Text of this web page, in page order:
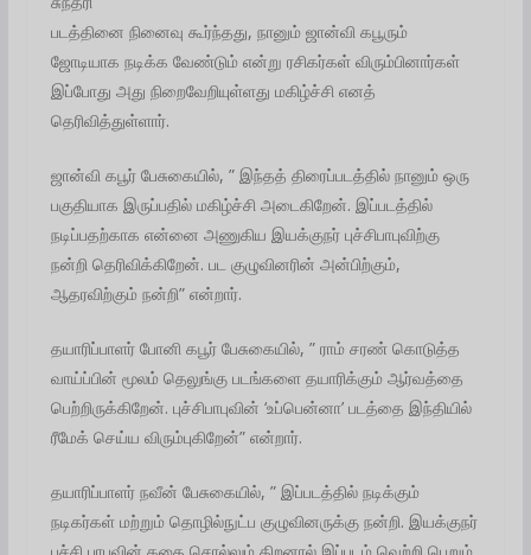
படத்தினை நினைவு கூர்ந்தது, நானும் ஜான்வி கபூரும்
ஜோடியாக நடிக்க வேண்டும் என்று ரசிகர்கள் விரும்பினார்கள்
இப்போது அது நிறைவேறியுள்ளது மகிழ்ச்சி எனத்
தெரிவித்துள்ளார்.
ஜான்வி கபூர் பேசுகையில், ” இந்தத் திரைப்படத்தில் நானும் ஒரு
பகுதியாக இருப்பதில் மகிழ்ச்சி அடைகிறேன். இப்படத்தில்
நடிப்பதற்காக என்னை அணுகிய இயக்குநர் புச்சிபாபுவிற்கு
நன்றி தெரிவிக்கிறேன். பட குழுவினரின் அன்பிற்கும்,
ஆதரவிற்கும் நன்றி” என்றார்.
தயாரிப்பாளர் போனி கபூர் பேசுகையில், ” ராம் சரண் கொடுத்த
வாய்ப்பின் மூலம் தெலுங்கு படங்களை தயாரிக்கும் ஆர்வத்தை
பெற்றிருக்கிறேன். புச்சிபாபுவின் ‘உப்பென்னா’ படத்தை இந்தியில்
ரீமேக் செய்ய விரும்புகிறேன்” என்றார்.
தயாரிப்பாளர் நவீன் பேசுகையில், ” இப்படத்தில் நடிக்கும்
நடிகர்கள் மற்றும் தொழில்நுட்ப குழுவினருக்கு நன்றி. இயக்குநர்